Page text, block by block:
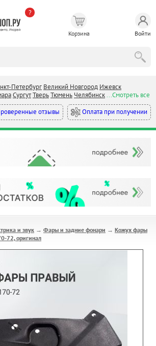
?
Корзина Войти
Петербург Великий Новгород Ижевск
СургутТверьТюмень Челябинск...Смотреть все
отзывы
Оплата при получении
и звук → Фары и задние фонари → Кожух фары
72, оригинал